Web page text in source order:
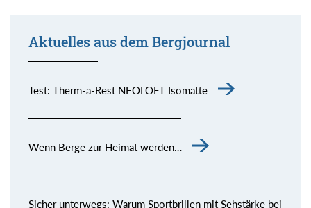
Aktuelles aus dem Bergjournal
Test: Therm-a-Rest NEOLOFT Isomatte
Wenn Berge zur Heimat werden…
Sicher unterwegs: Warum Sportbrillen mit Sehstärke bei